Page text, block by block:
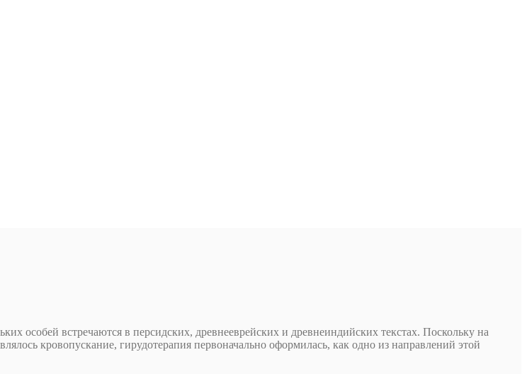
особей встречаются в персидских, древнееврейских и древнеиндийских текстах. Поскольку на
кровопускание, гирудотерапия первоначально оформилась, как одно из направлений этой